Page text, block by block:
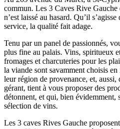
commun. Les 3 Caves Rive Gauche
n’est laissé au hasard. Qu’il
service, la qualité fait adage.
Tenu par un panel de passionnés,
plus fine au palais. Vins, spiritueux
fromages et charcuteries pour les
la viande sont savamment choisis
leur région de provenance, et,
gérant, tient à vous proposer des
détonnent, et qui, bien évidemment,
sélection de vins.
Les 3 caves Rives Gauche